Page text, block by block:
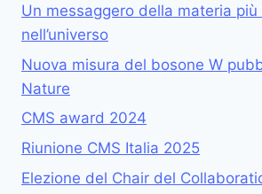
Un messaggero della materia più
nell’universo
Nuova misura del bosone W
Nature
CMS award 2024
Riunione CMS Italia 2025
Elezione del Chair del